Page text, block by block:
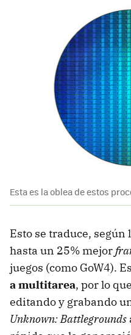
Esta es la oblea de estos
Esto se traduce,
hasta un 25% mejor
juegos (como GoW4). Es
a multitarea, por lo
editando y grabando
Unknown: Battlegrounds